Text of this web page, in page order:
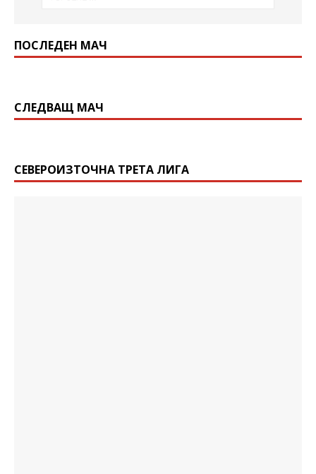
ПОСЛЕДЕН МАЧ
СЛЕДВАЩ МАЧ
СЕВЕРОИЗТОЧНА ТРЕТА ЛИГА